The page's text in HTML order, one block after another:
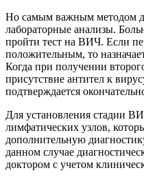
Но самым важным методом
лабораторные анализы.
пройти тест на ВИЧ. Если
положительным, то
Когда при получении
присутствие антител к
подтверждается
Для установления стадии
лимфатических узлов,
дополнительную
данном случае
доктором с учетом